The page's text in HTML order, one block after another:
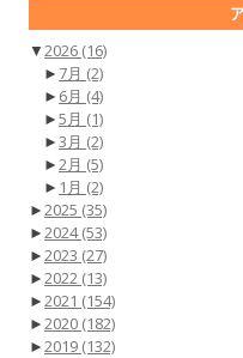
▼2026 (16)
► 7月 (2)
► 6月 (4)
►5月 (1)
►3月 (2)
►2月 (5)
► 1月 (2)
►2025 (35)
►2024(53)
►2023 (27)
►2022 (13)
►2021 (154)
►2020 (182)
►2019 (132)